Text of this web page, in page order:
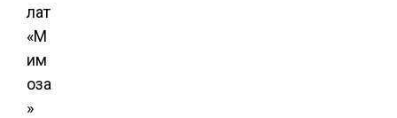
лат
«М
им
оза
»